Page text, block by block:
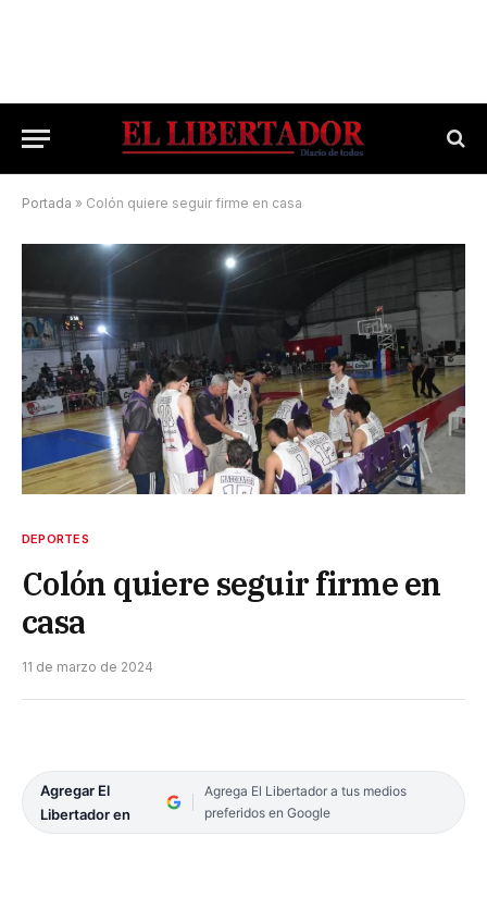
Portada » Colón quiere seguir firme en casa
DEPORTES
Colón quiere seguir firme en
casa
11 de marzo de 2024
Agregar El
Libertador en
Agrega El Libertador a tus medios
preferidos en Google